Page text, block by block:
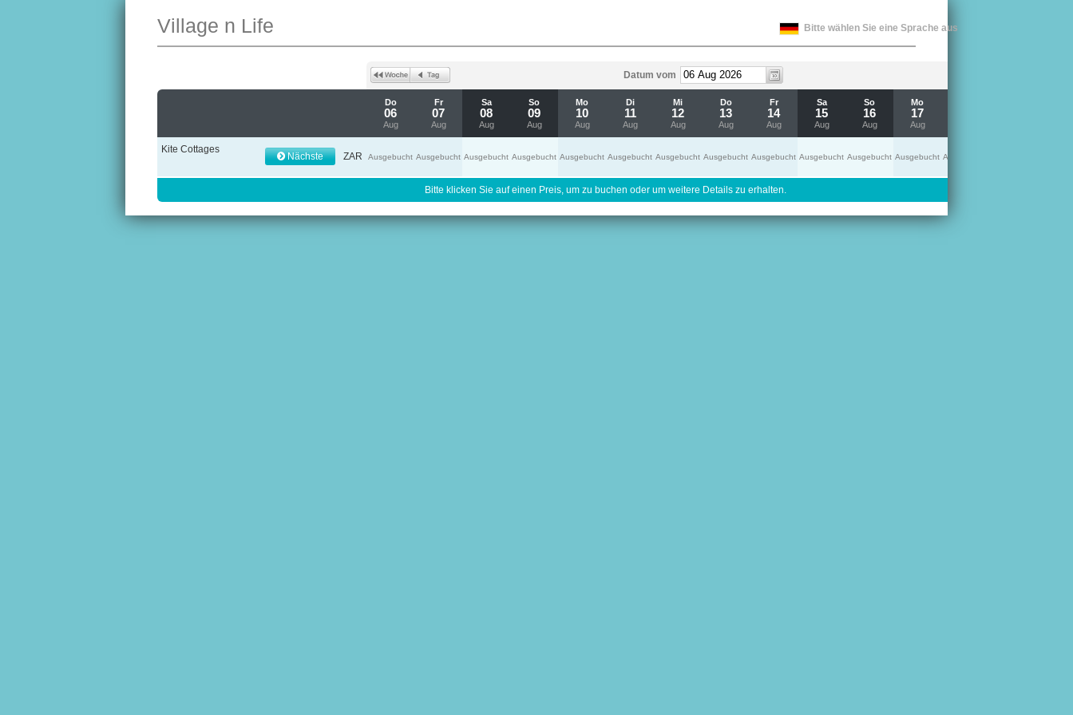
Bitte wählen Sie eine Sprache aus
Village n Life
Datum vom
Do
06
Aug
Fr
07
Aug
Sa
08
Aug
So
09
Aug
Mo
10
Aug
Di
11
Aug
Mi
12
Aug
Do
13
Aug
Fr
14
Aug
Sa
15
Aug
So
16
Aug
Mo
17
Aug
Kite Cottages
Nächste ZAR Ausgebucht Ausgebucht Ausgebucht Ausgebucht Ausgebucht Ausgebucht Ausgebucht Ausgebucht Ausgebucht Ausgebucht Ausgebucht Ausgebucht Ausgebucht
Bitte klicken Sie auf einen Preis, um zu buchen oder um weitere Details zu erhalten.